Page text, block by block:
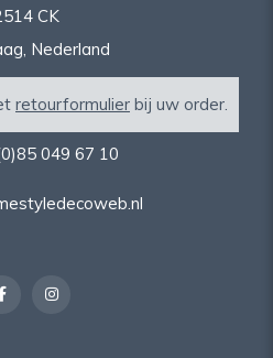
CK
Nederland
retourformulier bij uw order.
049 67 10